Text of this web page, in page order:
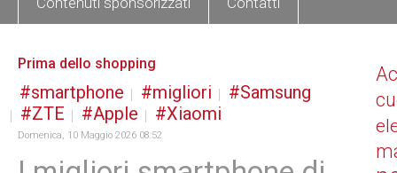
Prima dello shopping
smartphone migliori
Samsung
ZTE
Apple Xiaomi
Domenica, 10 Maggio 2026 08:52